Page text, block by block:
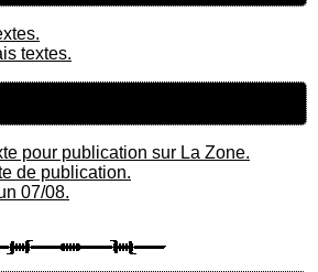
textes.
pour publication sur La Zone.
de publication.
07/08.